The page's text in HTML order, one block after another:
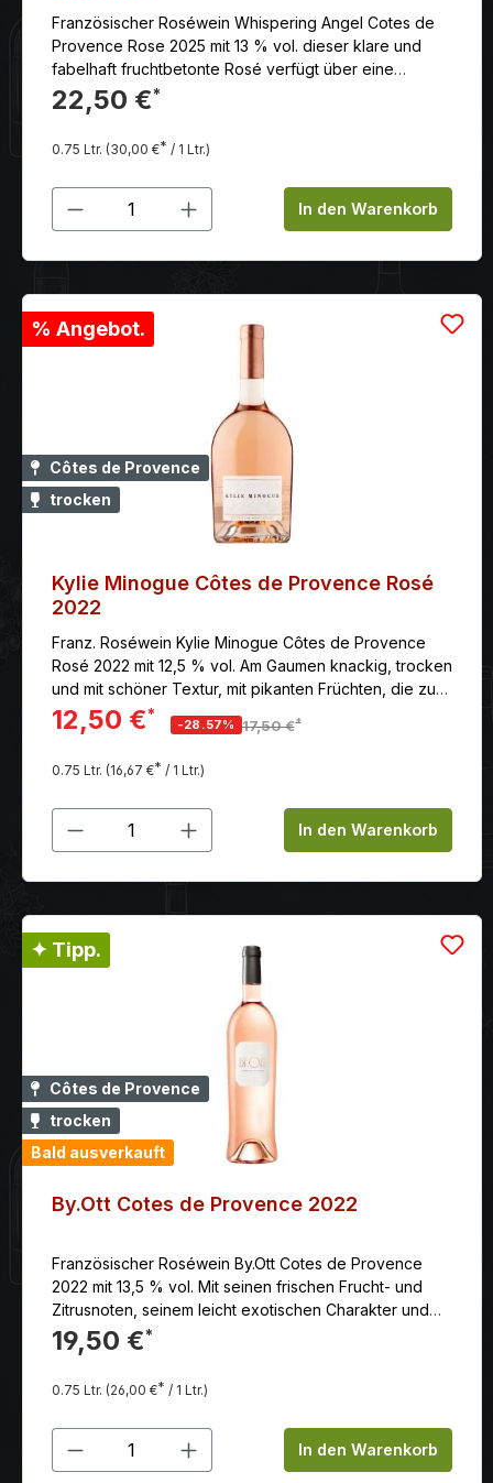
Französischer Roséwein Whispering Angel Cotes de
Provence Rose 2025 mit 13 % vol. dieser klare und
fabelhaft fruchtbetonte Rosé verfügt über eine
unvergleichliche Anmut. Im Duft rote Früchte, Blüten,
am Gaumen ein eleganter mineralischer Hauch, das
Finale brillant. Bewusst wird bei diesem Wein auf den
Einsatz von Barriques verzichtet, um die ganze Frische
und die herrliche Frucht in Reinkultur einzufangen.
22,50 €*
0.75 Ltr. (30,00 €* / 1 Ltr.)
Produkt Anzahl: Gib denIn den Warenkorb
% Angebot.
Côtes de Provence
trocken
Kylie Minogue Côtes de Provence Rosé
2022
Franz. Roséwein Kylie Minogue Côtes de Provence
Rosé 2022 mit 12,5 % vol. Am Gaumen knackig, trocken
und mit schöner Textur, mit pikanten Früchten, die zu
einem langen, seidigen, mineralischen Abgang führen.
12,50 €*
-28.57% 17,50 €*
0.75 Ltr. (16,67 €* / 1 Ltr.)
Produkt Anzahl: Gib denIn den Warenkorb
✦ Tipp.
Côtes de Provence
trocken
Bald ausverkauft
By.Ott Cotes de Provence 2022
Französischer Roséwein By.Ott Cotes de Provence
2022 mit 13,5 % vol. Mit seinen frischen Frucht- und
Zitrusnoten, seinem leicht exotischen Charakter und
seiner herrlich lebendigen Säure passt der Rosé
perfekt zum Aperitif und zu entspannten Mahlzeiten.
Die Hauptrebsorten sind Cinsault,Grenache,
Mourvèdre, Syrah und Tibouren.
19,50 €*
0.75 Ltr. (26,00 €* / 1 Ltr.)
Produkt Anzahl: Gib denIn den Warenkorb